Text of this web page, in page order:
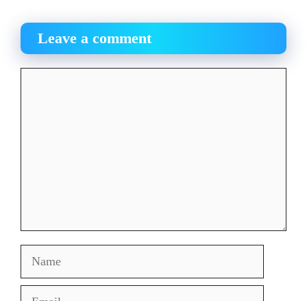
Leave a comment
Name
Email